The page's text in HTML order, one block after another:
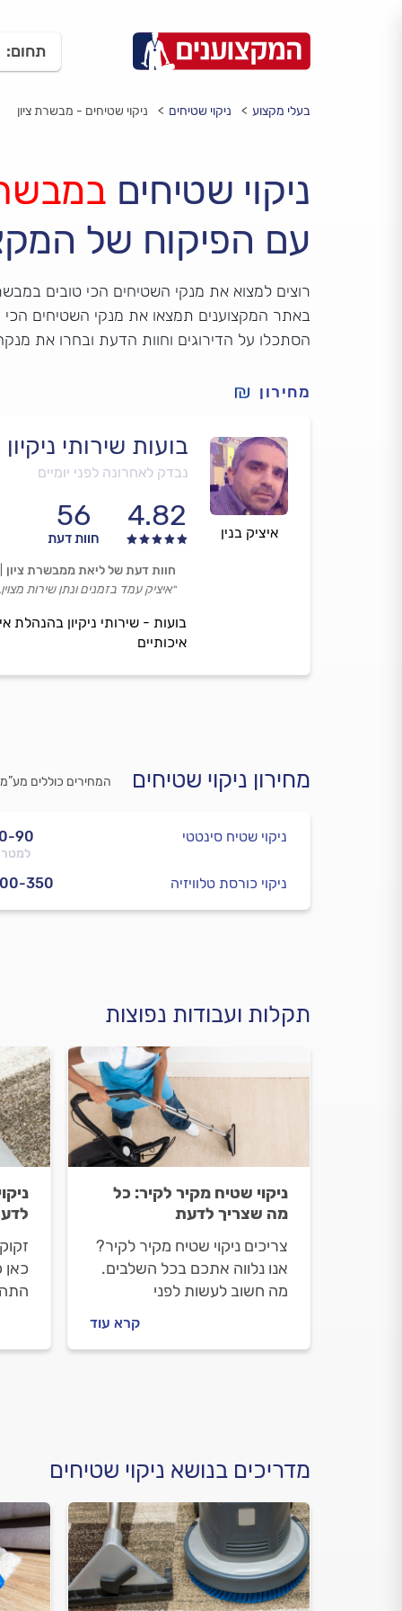
תחום:
בעלי מקצוע ניקוי שטיחים ניקוי שטיחים - מבשרת ציון
ניקוי שטיחים
עם הפיקוח של
רוצים למצוא את מנקי השטיחים הכי טובים
באתר המקצוענים תמצאו את מנקי השטיחים הכי
הסתכלו על הדירוגים וחוות הדעת ובחרו את
מחירון
איציק בנין
בועות שירותי ניקיון
נבדק לאחרונה לפני יומיים
4.82
56
חוות דעת
בועות - שירותי ניקיון בהנהלת
איכותיים
חוות דעת של ליאת ממבשרת ציון
״איציק עמד בזמנים ונתן שירות
מחירון ניקוי שטיחים המחירים כוללים מע”מ
90
למטר
ניקוי שטיח סינטטי
350 ניקוי כורסת טלוויזיה
תקלות ועבודות נפוצות
ניקוי שטיח מקיר לקיר: כל
מה שצריך לדעת
צריכים ניקוי שטיח מקיר לקיר?
אנו נלווה אתכם בכל השלבים.
מה חשוב לעשות לפני
מתנהלים מול בעל המקצוע
וכמה עולה העבודה? כל
קרא עוד
כאן
מדריכים בנושא ניקוי שטיחים